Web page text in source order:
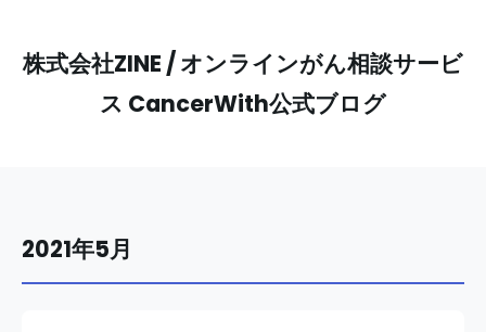
株式会社ZINE / オンラインがん相談サービ
ス CancerWith公式ブログ
2021年5月